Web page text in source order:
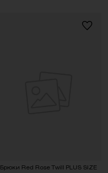
Брюки Red Rose Twill PLUS SIZE